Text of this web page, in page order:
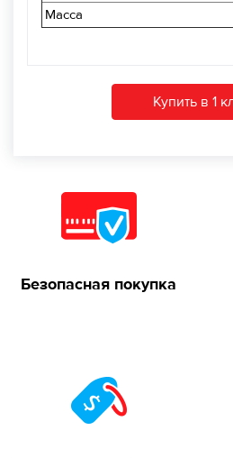
Масса
Купить в 1
Безопасная покупка